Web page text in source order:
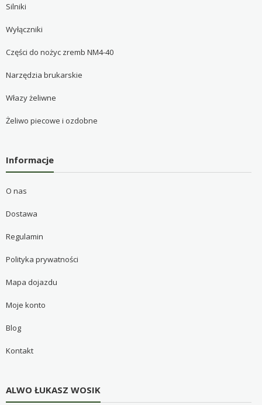
Silniki
Wyłączniki
Części do nożyc zremb NM4-40
Narzędzia brukarskie
Włazy żeliwne
Żeliwo piecowe i ozdobne
Informacje
O nas
Dostawa
Regulamin
Polityka prywatności
Mapa dojazdu
Moje konto
Blog
Kontakt
ALWO ŁUKASZ WOSIK